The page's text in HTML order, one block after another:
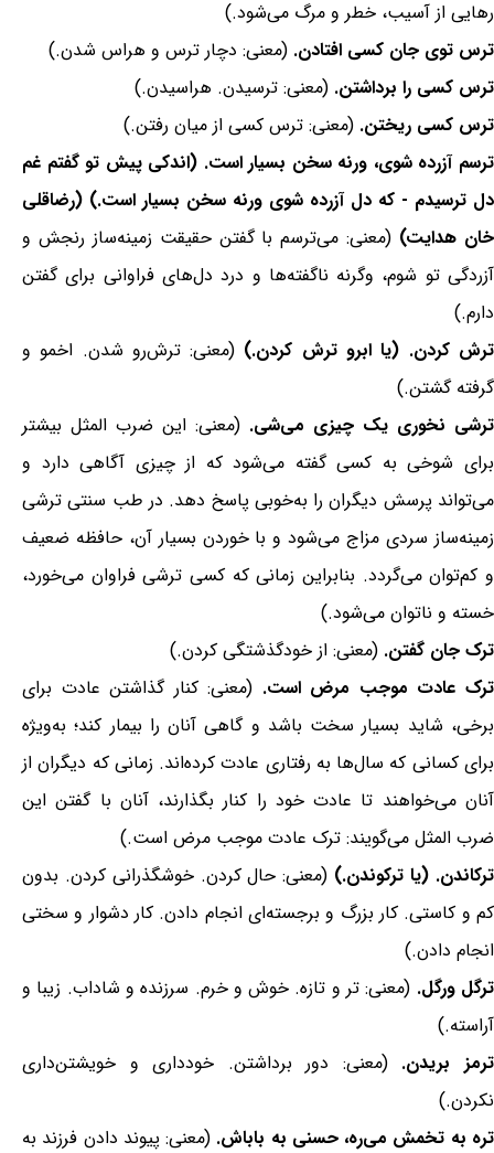
رهایی از آسیب، خطر و مرگ می‌شود.)
ترس توی جان کسی افتادن. (معنی: دچار ترس و هراس شدن.)
ترس کسی را برداشتن. (معنی: ترسیدن. هراسیدن.)
ترس کسی ریختن. (معنی: ترس کسی از میان رفتن.)
ترسم آزرده شوی، ورنه سخن بسیار است. (اندکی پیش تو گفتم غم
دل ترسیدم - که دل آزرده شوی ورنه سخن بسیار است.) (رضاقلی
خان هدایت) (معنی: می‌ترسم با گفتن حقیقت زمینه‌ساز رنجش و
آزردگی تو شوم، وگرنه ناگفته‌ها و درد دل‌های فراوانی برای گفتن
دارم.)
ترش کردن. (یا ابرو ترش کردن.) (معنی: ترش‌رو شدن. اخمو و
گرفته گشتن.)
ترشی نخوری یک چیزی می‌شی. (معنی: این ضرب المثل بیشتر
برای شوخی به کسی گفته می‌شود که از چیزی آگاهی دارد و
می‌تواند پرسش دیگران را به‌خوبی پاسخ دهد. در طب سنتی ترشی
زمینه‌ساز سردی مزاج می‌شود و با خوردن بسیار آن، حافظه ضعیف
و کم‌توان می‌گردد. بنابراین زمانی که کسی ترشی فراوان می‌خورد،
خسته و ناتوان می‌شود.)
ترک جان گفتن. (معنی: از خودگذشتگی کردن.)
ترک عادت موجب مرض است. (معنی: کنار گذاشتن عادت برای
برخی، شاید بسیار سخت باشد و گاهی آنان را بیمار کند؛ به‌ویژه
برای کسانی که سال‌ها به رفتاری عادت کرده‌اند. زمانی که دیگران از
آنان می‌خواهند تا عادت خود را کنار بگذارند، آنان با گفتن این
ضرب المثل می‌گویند: ترک عادت موجب مرض است.)
ترکاندن. (یا ترکوندن.) (معنی: حال کردن. خوشگذرانی کردن. بدون
کم و کاستی. کار بزرگ و برجسته‌ای انجام دادن. کار دشوار و سختی
انجام دادن.)
ترگل ورگل. (معنی: تر و تازه. خوش و خرم. سرزنده و شاداب. زیبا و
آراسته.)
ترمز بریدن. (معنی: دور برداشتن. خودداری و خویشتن‌داری
نکردن.)
تره به تخمش می‌ره، حسنی به باباش. (معنی: پیوند دادن فرزند به